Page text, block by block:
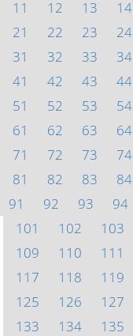
11
12 13 14
21
22 23 24
31
32 33 34
41
42 43 44
51
52 53 54
61
62 63 64
71
72 73 74
81
82 83 84
91
92 93 94
101
102 103
109
110 111
117
118 119
125
126 127
133
134 135